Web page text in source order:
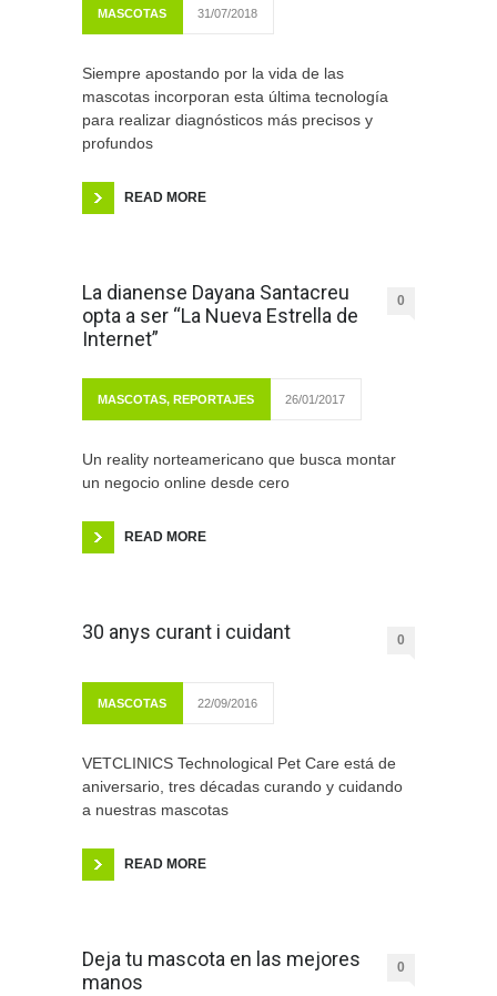
MASCOTAS 31/07/2018
Siempre apostando por la vida de las
mascotas incorporan esta última tecnología
para realizar diagnósticos más precisos y
profundos
READ MORE
La dianense Dayana Santacreu
opta a ser “La Nueva Estrella de
Internet”
0
MASCOTAS, REPORTAJES 26/01/2017
Un reality norteamericano que busca montar
un negocio online desde cero
READ MORE
30 anys curant i cuidant 0
MASCOTAS 22/09/2016
VETCLINICS Technological Pet Care está de
aniversario, tres décadas curando y cuidando
a nuestras mascotas
READ MORE
Deja tu mascota en las mejores
manos
0